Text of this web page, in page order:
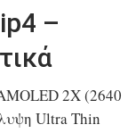
–
2X (2640
Ultra Thin